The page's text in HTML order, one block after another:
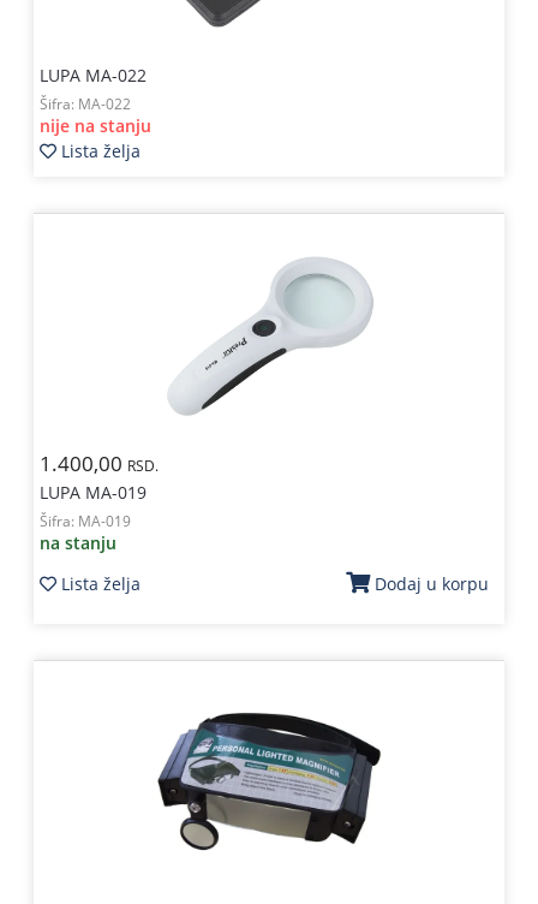
LUPA MA-022
Šifra: MA-022
nije na stanju
Lista želja
1.400,00 RSD.
LUPA MA-019
Šifra: MA-019
na stanju
Lista želja
Dodaj u korpu